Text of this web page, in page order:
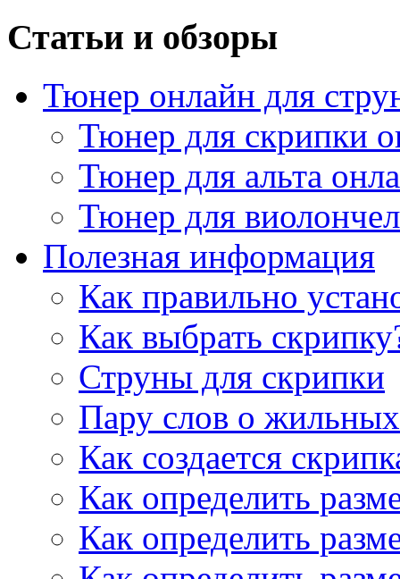
Статьи и обзоры
Тюнер онлайн для
Тюнер для скрипки
Тюнер для альта
Тюнер для
Полезная информация
Как правильно
Как выбрать
Струны для скрипки
Пару слов о
Как создается
Как определить
Как определить